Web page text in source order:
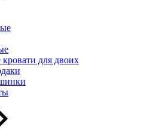
для двоих